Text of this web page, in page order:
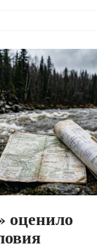
оценило